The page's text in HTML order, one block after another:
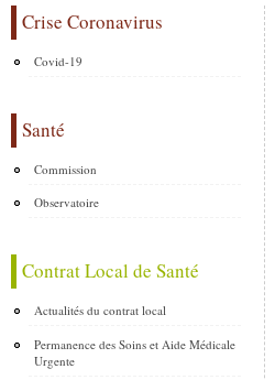
Crise Coronavirus
Covid-19
Santé
Commission
Observatoire
Contrat Local de Santé
Actualités du contrat local
Permanence des Soins et Aide Médicale
Urgente